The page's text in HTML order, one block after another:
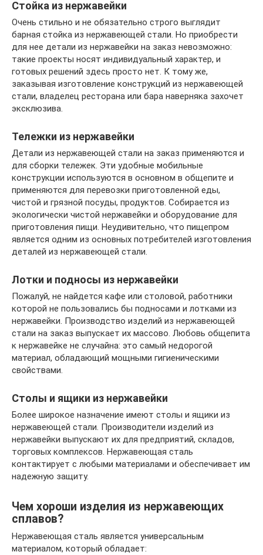
Стойка из нержавейки
Очень стильно и не обязательно строго выглядит
барная стойка из нержавеющей стали. Но приобрести
для нее детали из нержавейки на заказ невозможно:
такие проекты носят индивидуальный характер, и
готовых решений здесь просто нет. К тому же,
заказывая изготовление конструкций из нержавеющей
стали, владелец ресторана или бара наверняка захочет
эксклюзива.
Тележки из нержавейки
Детали из нержавеющей стали на заказ применяются и
для сборки тележек. Эти удобные мобильные
конструкции используются в основном в общепите и
применяются для перевозки приготовленной еды,
чистой и грязной посуды, продуктов. Собирается из
экологически чистой нержавейки и оборудование для
приготовления пищи. Неудивительно, что пищепром
является одним из основных потребителей изготовления
деталей из нержавеющей стали.
Лотки и подносы из нержавейки
Пожалуй, не найдется кафе или столовой, работники
которой не пользовались бы подносами и лотками из
нержавейки. Производство изделий из нержавеющей
стали на заказ выпускает их массово. Любовь общепита
к нержавейке не случайна: это самый недорогой
материал, обладающий мощными гигиеническими
свойствами.
Столы и ящики из нержавейки
Более широкое назначение имеют столы и ящики из
нержавеющей стали. Производители изделий из
нержавейки выпускают их для предприятий, складов,
торговых комплексов. Нержавеющая сталь
контактирует с любыми материалами и обеспечивает им
надежную защиту.
Чем хороши изделия из нержавеющих
сплавов?
Нержавеющая сталь является универсальным
материалом, который обладает: